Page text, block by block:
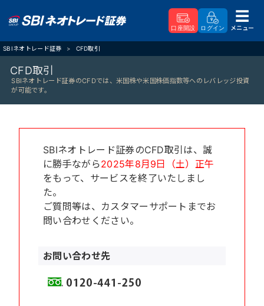
口座開設 ログイン メニュー
SBIネオトレード証券 CFD取引
CFD取引
SBIネオトレード証券のCFDでは、米国株や米国株価指数等へのレバレッジ投資
が可能です。
SBIネオトレード証券のCFD取引は、誠
に勝手ながら2025年8月9日（土）正午
をもって、サービスを終了いたしまし
た。
ご質問等は、カスタマーサポートまでお
問い合わせください。
お問い合わせ先